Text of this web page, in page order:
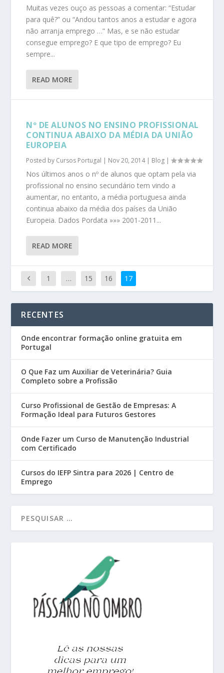
Muitas vezes ouço as pessoas a comentar: “Estudar
para quê?” ou “Andou tantos anos a estudar e agora
não arranja emprego …” Mas, e se não estudar
consegue emprego? E que tipo de emprego? Eu
sempre...
READ MORE
Nº DE ALUNOS NO ENSINO PROFISSIONAL
CONTINUA ABAIXO DA MÉDIA DA UNIÃO
EUROPEIA
Posted by Cursos Portugal | Nov 20, 2014| Blog |
Nos últimos anos o nº de alunos que optam pela via
profissional no ensino secundário tem vindo a
aumentar, no entanto, a média portuguesa ainda
continua abaixo da média dos países da União
Europeia. Dados Pordata »»» 2001-2011...
READ MORE
1 … 15 16 17
RECENTES
Onde encontrar formação online gratuita em
Portugal
O Que Faz um Auxiliar de Veterinária? Guia
Completo sobre a Profissão
Curso Profissional de Gestão de Empresas: A
Formação Ideal para Futuros Gestores
Onde Fazer um Curso de Manutenção Industrial
com Certificado
Cursos do IEFP Sintra para 2026 | Centro de
Emprego